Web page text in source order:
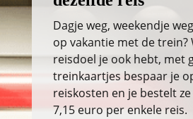
Dagje weg, weekendje
op vakantie met de trein?
reisdoel je ook hebt, met
treinkaartjes bespaar je
reiskosten en je bestelt
7,15 euro per enkele reis.